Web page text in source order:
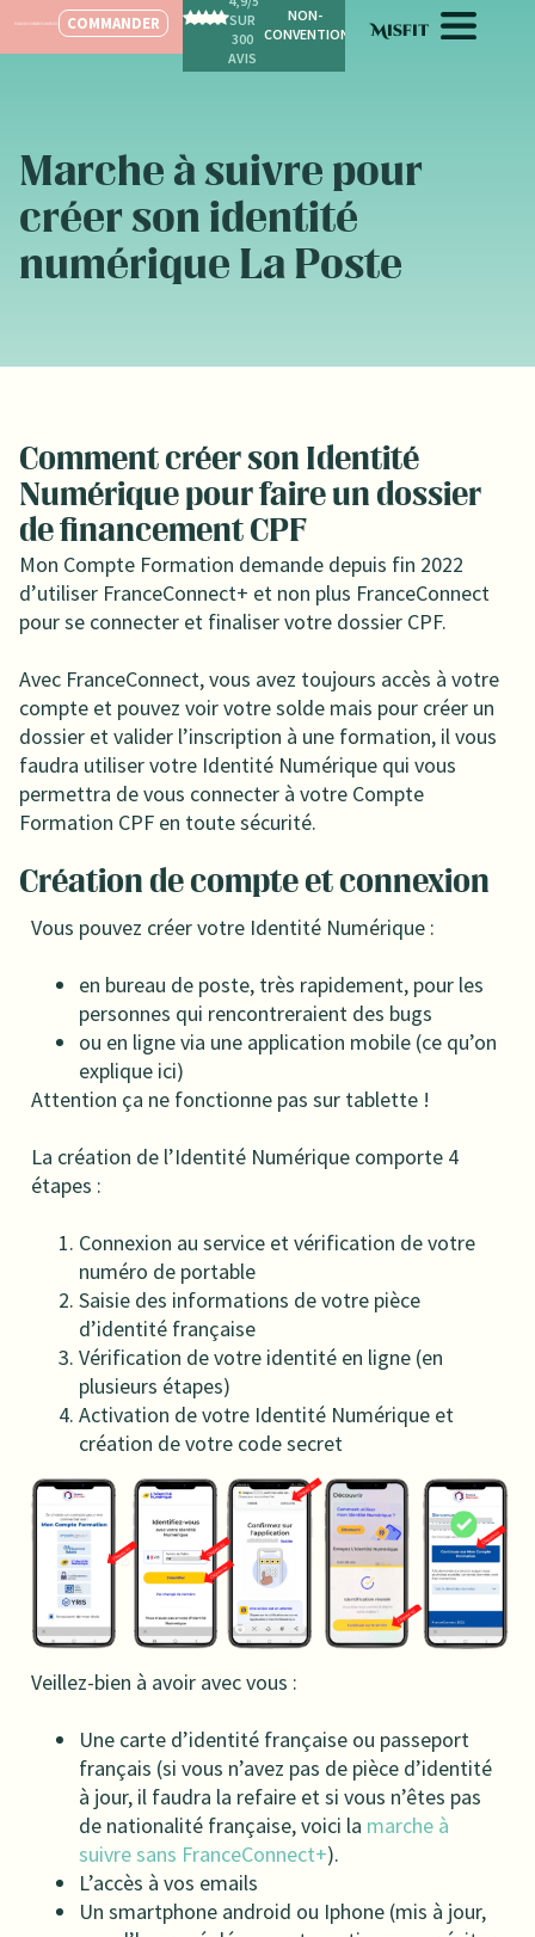
COMMANDER
SUR
300
AVIS
SPÉCIALISÉ POUR LES FEMMES
Marche à suivre pour
créer son identité
numérique La Poste
Comment créer son Identité
Numérique pour faire un dossier
de financement CPF
Mon Compte Formation demande depuis fin 2022
d’utiliser FranceConnect+ et non plus FranceConnect
pour se connecter et finaliser votre dossier CPF.
Avec FranceConnect, vous avez toujours accès à votre
compte et pouvez voir votre solde mais pour créer un
dossier et valider l’inscription à une formation, il vous
faudra utiliser votre Identité Numérique qui vous
permettra de vous connecter à votre Compte
Formation CPF en toute sécurité.
Création de compte et connexion
Vous pouvez créer votre Identité Numérique :
en bureau de poste, très rapidement, pour les
personnes qui rencontreraient des bugs
ou en ligne via une application mobile (ce qu’on
explique ici)
Attention ça ne fonctionne pas sur tablette !
La création de l’Identité Numérique comporte 4
étapes :
Connexion au service et vérification de votre
numéro de portable
Saisie des informations de votre pièce
d’identité française
Vérification de votre identité en ligne (en
plusieurs étapes)
Activation de votre Identité Numérique et
création de votre code secret
Veillez-bien à avoir avec vous :
Une carte d’identité française ou passeport
français (si vous n’avez pas de pièce d’identité
à jour, il faudra la refaire et si vous n’êtes pas
de nationalité française, voici la marche à
suivre sans FranceConnect+).
L’accès à vos emails
Un smartphone android ou Iphone (mis à jour,